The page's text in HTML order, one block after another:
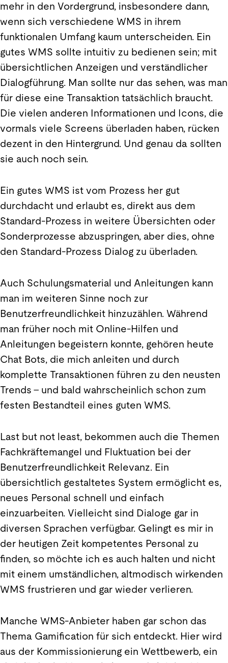
mehr in den Vordergrund, insbesondere dann,
wenn sich verschiedene WMS in ihrem
funktionalen Umfang kaum unterscheiden. Ein
gutes WMS sollte intuitiv zu bedienen sein; mit
übersichtlichen Anzeigen und verständlicher
Dialogführung. Man sollte nur das sehen, was man
für diese eine Transaktion tatsächlich braucht.
Die vielen anderen Informationen und Icons, die
vormals viele Screens überladen haben, rücken
dezent in den Hintergrund. Und genau da sollten
sie auch noch sein.
Ein gutes WMS ist vom Prozess her gut
durchdacht und erlaubt es, direkt aus dem
Standard-Prozess in weitere Übersichten oder
Sonderprozesse abzuspringen, aber dies, ohne
den Standard-Prozess Dialog zu überladen.
Auch Schulungsmaterial und Anleitungen kann
man im weiteren Sinne noch zur
Benutzerfreundlichkeit hinzuzählen. Während
man früher noch mit Online-Hilfen und
Anleitungen begeistern konnte, gehören heute
Chat Bots, die mich anleiten und durch
komplette Transaktionen führen zu den neusten
Trends – und bald wahrscheinlich schon zum
festen Bestandteil eines guten WMS.
Last but not least, bekommen auch die Themen
Fachkräftemangel und Fluktuation bei der
Benutzerfreundlichkeit Relevanz. Ein
übersichtlich gestaltetes System ermöglicht es,
neues Personal schnell und einfach
einzuarbeiten. Vielleicht sind Dialoge gar in
diversen Sprachen verfügbar. Gelingt es mir in
der heutigen Zeit kompetentes Personal zu
finden, so möchte ich es auch halten und nicht
mit einem umständlichen, altmodisch wirkenden
WMS frustrieren und gar wieder verlieren.
Manche WMS-Anbieter haben gar schon das
Thema Gamification für sich entdeckt. Hier wird
aus der Kommissionierung ein Wettbewerb, ein